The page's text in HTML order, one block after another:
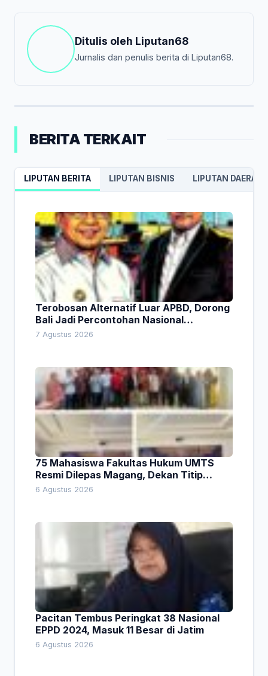
Ditulis oleh Liputan68
Jurnalis dan penulis berita di Liputan68.
BERITA TERKAIT
LIPUTAN BERITA LIPUTAN BISNIS LIPUTAN DAERAH
Terobosan Alternatif Luar APBD, Dorong
Bali Jadi Percontohan Nasional
Pembiayaan Daerah
7 Agustus 2026
75 Mahasiswa Fakultas Hukum UMTS
Resmi Dilepas Magang, Dekan Titip
Empat Pesan Penting
6 Agustus 2026
Pacitan Tembus Peringkat 38 Nasional
EPPD 2024, Masuk 11 Besar di Jatim
6 Agustus 2026